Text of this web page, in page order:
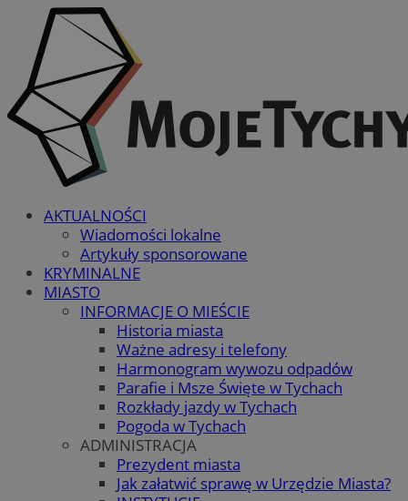
AKTUALNOŚCI
Wiadomości lokalne
Artykuły sponsorowane
KRYMINALNE
MIASTO
INFORMACJE O MIEŚCIE
Historia miasta
Ważne adresy i telefony
Harmonogram wywozu odpadów
Parafie i Msze Święte w Tychach
Rozkłady jazdy w Tychach
Pogoda w Tychach
ADMINISTRACJA
Prezydent miasta
Jak załatwić sprawę w Urzędzie Miasta?